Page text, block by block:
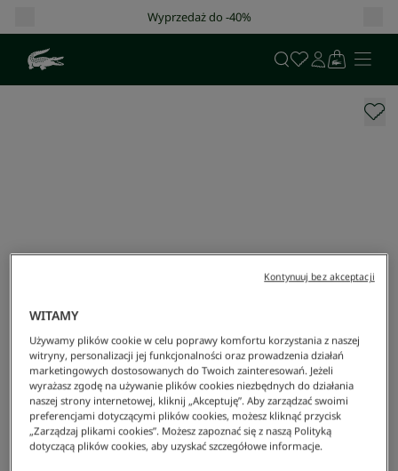
Darmowa dostawa od 400 zł!
WITAMY
Używamy plików cookie w celu poprawy komfortu korzystania z naszej
witryny, personalizacji jej funkcjonalności oraz prowadzenia działań
marketingowych dostosowanych do Twoich zainteresowań. Jeżeli
wyrażasz zgodę na używanie plików cookies niezbędnych do działania
naszej strony internetowej, kliknij „Akceptuję”. Aby zarządzać swoimi
preferencjami dotyczącymi plików cookies, możesz kliknąć przycisk
„Zarządzaj plikami cookies”. Możesz zapoznać się z naszą Polityką
dotyczącą plików cookies, aby uzyskać szczegółowe informacje.
Kontynuuj bez akceptacji